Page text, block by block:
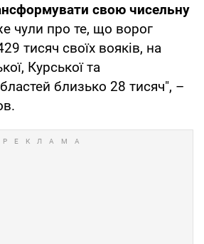
свою чисельну
чули про те, що ворог
тисяч своїх вояків, на
Курської та
близько 28 тисяч", –